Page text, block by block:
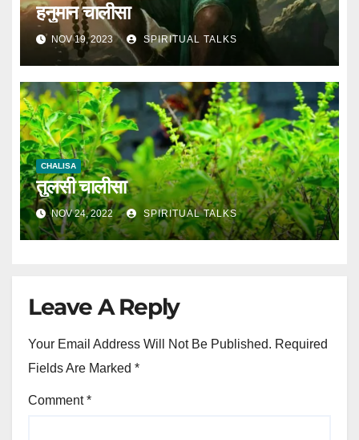
हनुमान चालीसा
NOV 19, 2023 SPIRITUAL TALKS
CHALISA
तुलसी चालीसा
NOV 24, 2022 SPIRITUAL TALKS
Leave A Reply
Your Email Address Will Not Be Published. Required
Fields Are Marked *
Comment*